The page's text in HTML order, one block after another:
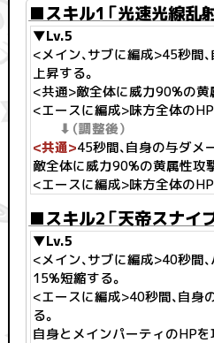
■スキル1「光速光線乱
▼Lv.5
<メイン、サブに編成>45秒間
上昇する。
<共通>敵全体に威力90%の黄
<エースに編成>味方全体の
⬇︎（調整後）
<共通>45秒間、自身の与ダメ
敵全体に威力90%の黄属性攻
<エースに編成>味方全体の
■スキル2「天帝スナイ
▼Lv.5
<メイン、サブに編成>40秒間
15%短縮する。
<エースに編成>40秒間、自身
る。
自身とメインパーティのHPを